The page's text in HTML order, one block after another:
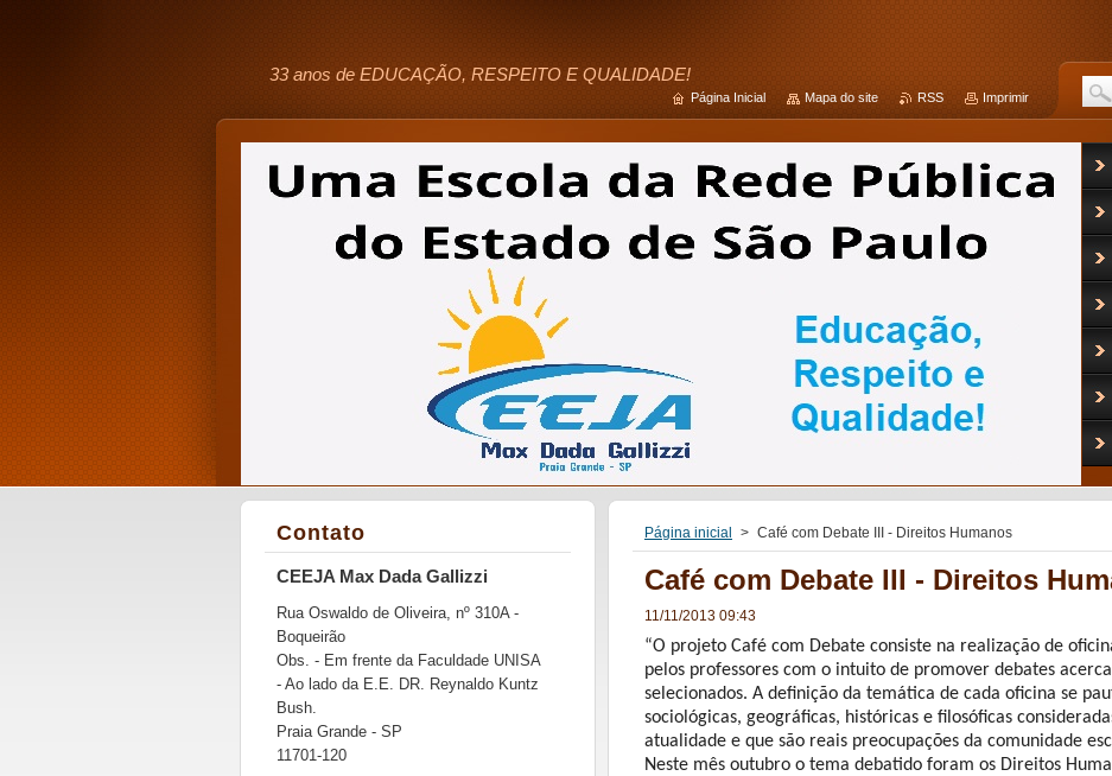
33 anos de EDUCAÇÃO, RESPEITO E QUALIDADE!
Página inicial > Café com Debate III - Direitos Humanos
Café com Debate III - Direitos
11/11/2013 09:43
“O projeto Café com Debate consiste na realização de
pelos professores com o intuito de promover debates
selecionados. A definição da temática de cada oficina se
sociológicas, geográficas, históricas e filosóficas
atualidade e que são reais preocupações da comunidade
Neste mês outubro o tema debatido foram os Direitos
Contato
CEEJA Max Dada Gallizzi
Rua Oswaldo de Oliveira, nº 310A -
Boqueirão
Obs. - Em frente da Faculdade UNISA
- Ao lado da E.E. DR. Reynaldo Kuntz
Bush.
Praia Grande - SP
11701-120
Página Inicial Mapa do site RSS Imprimir